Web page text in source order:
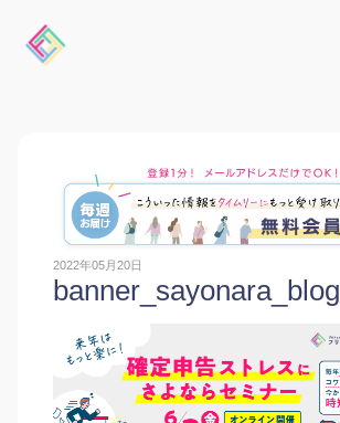
2022年05月20日
banner_sayonara_blog